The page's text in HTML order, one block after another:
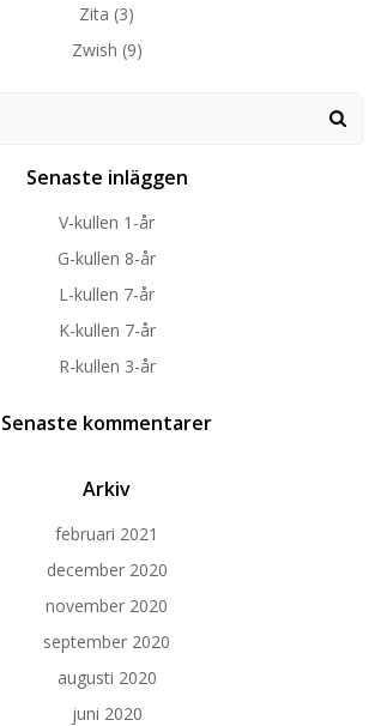
Zita (3)
Zwish (9)
Senaste inläggen
V-kullen 1-år
G-kullen 8-år
L-kullen 7-år
K-kullen 7-år
R-kullen 3-år
Senaste kommentarer
Arkiv
februari 2021
december 2020
november 2020
september 2020
augusti 2020
juni 2020